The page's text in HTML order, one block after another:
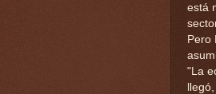
está
Pero
"La